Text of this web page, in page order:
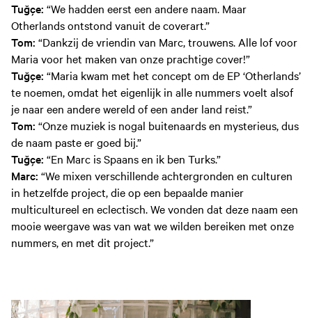
Tuğçe: “We hadden eerst een andere naam. Maar
Otherlands ontstond vanuit de coverart.”
Tom: “Dankzij de vriendin van Marc, trouwens. Alle lof voor
Maria voor het maken van onze prachtige cover!”
Tuğçe: “Maria kwam met het concept om de EP ‘Otherlands’
te noemen, omdat het eigenlijk in alle nummers voelt alsof
je naar een andere wereld of een ander land reist.”
Tom: “Onze muziek is nogal buitenaards en mysterieus, dus
de naam paste er goed bij.”
Tuğçe: “En Marc is Spaans en ik ben Turks.”
Marc: “We mixen verschillende achtergronden en culturen
in hetzelfde project, die op een bepaalde manier
multicultureel en eclectisch. We vonden dat deze naam een
mooie weergave was van wat we wilden bereiken met onze
nummers, en met dit project.”